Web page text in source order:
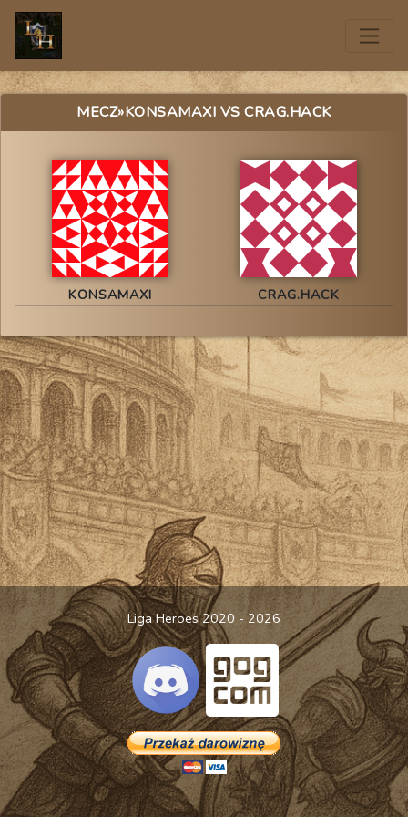
MECZ»KONSAMAXI VS CRAG.HACK
KONSAMAXI CRAG.HACK
Liga Heroes 2020 - 2026